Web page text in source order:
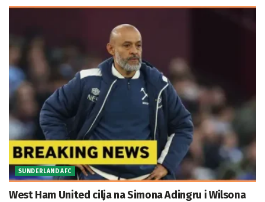
SUNDERLAND AFC
West Ham United cilja na Simona Adingru i Wilsona